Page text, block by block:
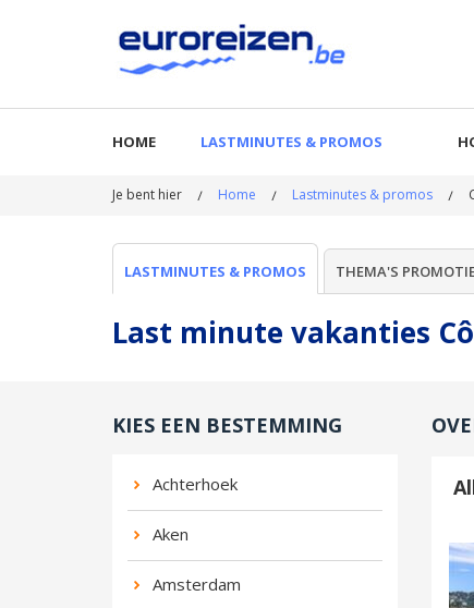
HOME LASTMINUTES & PROMOS
Je bent hier Home Lastminutes & promos
LASTMINUTES & PROMOS THEMA'S
Last minute vakanties
KIES EEN BESTEMMING
Achterhoek
Aken
Amsterdam